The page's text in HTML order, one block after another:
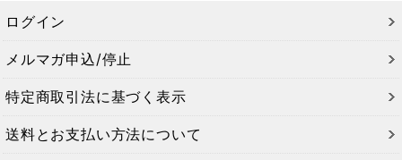
ログイン
メルマガ申込/停止
特定商取引法に基づく表示
送料とお支払い方法について